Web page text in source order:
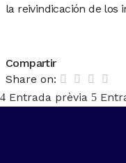
la reivindicación de los
Compartir
Share on:
Entrada prèvia